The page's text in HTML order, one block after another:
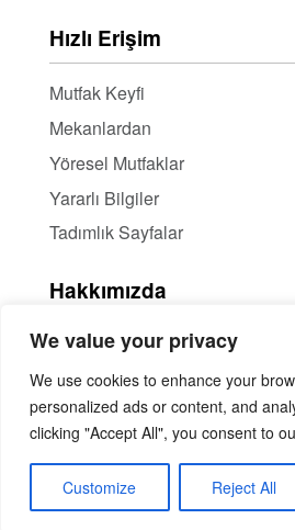
We value your privacy
We use cookies to enhance your
personalized ads or content, and
clicking "Accept All", you consent to
Customize Reject All
Hızlı Erişim
Mutfak Keyfi
Mekanlardan
Yöresel Mutfaklar
Yararlı Bilgiler
Tadımlık Sayfalar
Hakkımızda
Hakkımızda
Haber Bülteni / RSS
İçerik Ortaklığı
Mekan Tanıtımı
İletişim